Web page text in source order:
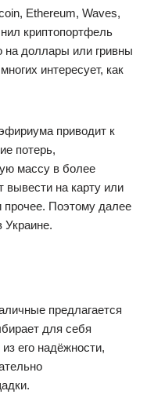
Ethereum, Waves,
криптопортфель
на доллары или гривны
интересует, как
приводит к
потерь,
массу в более
вывести на карту или
прочее. Поэтому далее
Украине.
предлагается
для себя
его надёжности,